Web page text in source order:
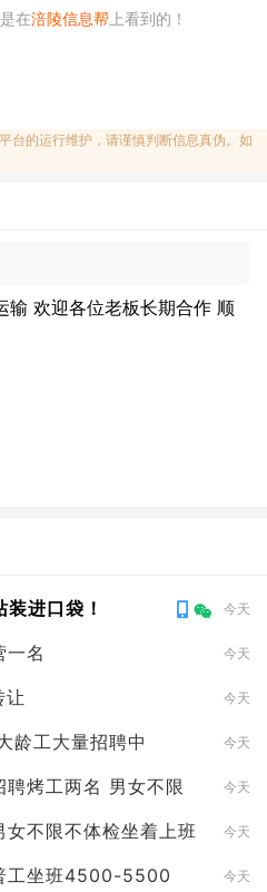
在涪陵信息帮 上看到的！
台的运行维护，请谨慎判断信息真伪。如
输 欢迎各位老板长期合作 顺
进口袋！ 今天
一名 今天
让 今天
龄工大量招聘中 今天
聘烤工两名 男女不限 今天
女不限不体检坐着上班 今天
工坐班4500-5500 今天